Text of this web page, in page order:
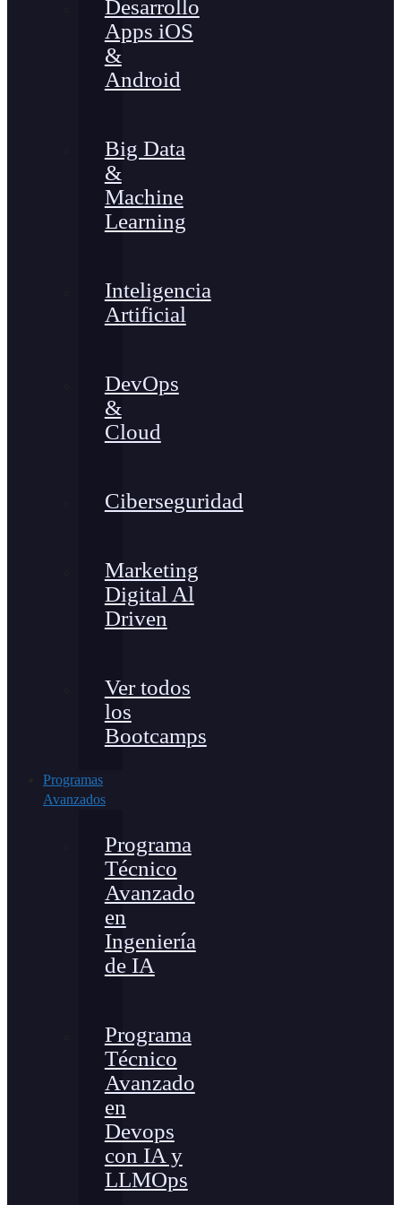
Desarrollo
Apps iOS
&
Android
Big Data
&
Machine
Learning
Inteligencia
Artificial
DevOps
&
Cloud
Ciberseguridad
Marketing
Digital Al
Driven
Ver todos
los
Bootcamps
Programas
Avanzados
Programa
Técnico
Avanzado
en
Ingeniería
de IA
Programa
Técnico
Avanzado
en
Devops
con IA y
LLMOps